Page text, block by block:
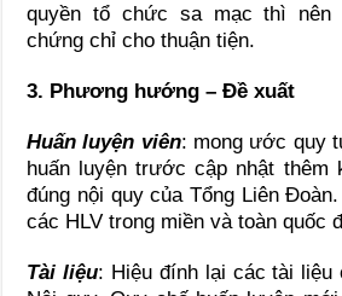
quyền tổ chức sa mạc thì nên
chứng chỉ cho thuận tiện.
3. Phương hướng – Đề xuất
Huấn luyện viên: mong ước quy
huấn luyện trước cập nhật thêm
đúng nội quy của Tổng Liên
các HLV trong miền và toàn quốc
Tài liệu: Hiệu đính lại các tài liệu